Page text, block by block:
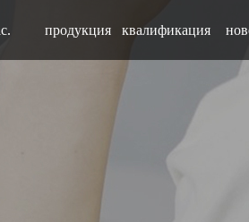
продукция квалификация